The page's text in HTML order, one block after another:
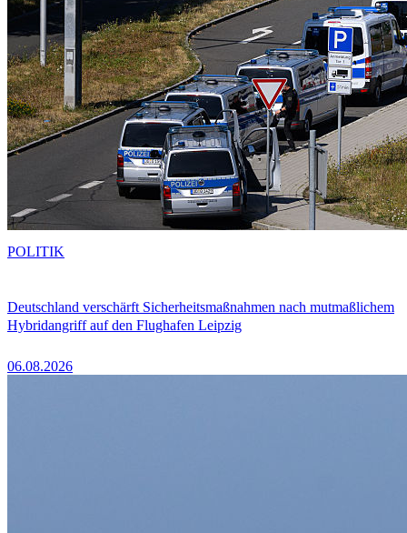
Deutschland verschärft Sicherheitsmaßnahmen nach mutmaßlichem
Hybridangriff auf den Flughafen Leipzig
06.08.2026
POLITIK